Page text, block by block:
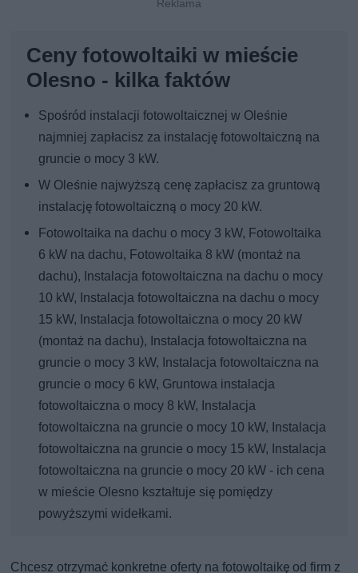
Ceny fotowoltaiki w mieście
Olesno - kilka faktów
Spośród instalacji fotowoltaicznej w Oleśnie
najmniej zapłacisz za instalację fotowoltaiczną na
gruncie o mocy 3 kW.
W Oleśnie najwyższą cenę zapłacisz za gruntową
instalację fotowoltaiczną o mocy 20 kW.
Fotowoltaika na dachu o mocy 3 kW, Fotowoltaika
6 kW na dachu, Fotowoltaika 8 kW (montaż na
dachu), Instalacja fotowoltaiczna na dachu o mocy
10 kW, Instalacja fotowoltaiczna na dachu o mocy
15 kW, Instalacja fotowoltaiczna o mocy 20 kW
(montaż na dachu), Instalacja fotowoltaiczna na
gruncie o mocy 3 kW, Instalacja fotowoltaiczna na
gruncie o mocy 6 kW, Gruntowa instalacja
fotowoltaiczna o mocy 8 kW, Instalacja
fotowoltaiczna na gruncie o mocy 10 kW, Instalacja
fotowoltaiczna na gruncie o mocy 15 kW, Instalacja
fotowoltaiczna na gruncie o mocy 20 kW - ich cena
w mieście Olesno kształtuje się pomiędzy
powyższymi widełkami.
Chcesz otrzymać konkretne oferty na fotowoltaikę od firm z